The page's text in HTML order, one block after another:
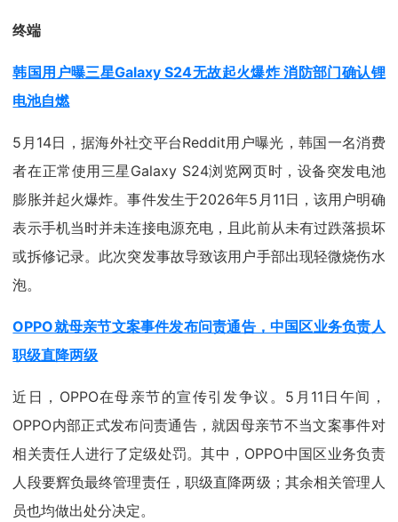
终端
韩国用户曝三星Galaxy S24无故起火爆炸 消防部门确认锂
电池自燃
5月14日，据海外社交平台Reddit用户曝光，韩国一名消费
者在正常使用三星Galaxy S24浏览网页时，设备突发电池
膨胀并起火爆炸。事件发生于2026年5月11日，该用户明确
表示手机当时并未连接电源充电，且此前从未有过跌落损坏
或拆修记录。此次突发事故导致该用户手部出现轻微烧伤水
泡。
OPPO就母亲节文案事件发布问责通告，中国区业务负责人
职级直降两级
近日，OPPO在母亲节的宣传引发争议。5月11日午间，
OPPO内部正式发布问责通告，就因母亲节不当文案事件对
相关责任人进行了定级处罚。其中，OPPO中国区业务负责
人段要辉负最终管理责任，职级直降两级；其余相关管理人
员也均做出处分决定。